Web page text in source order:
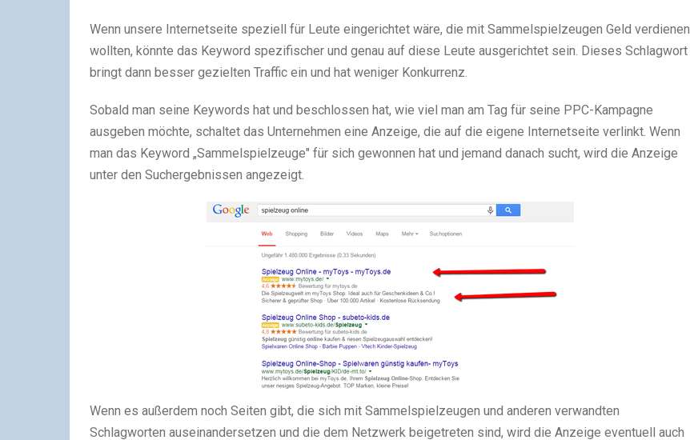
Wenn unsere Internetseite speziell für Leute eingerichtet wäre, die mit Sammelspielzeugen Geld verdienen
wollten, könnte das Keyword spezifischer und genau auf diese Leute ausgerichtet sein. Dieses Schlagwort
bringt dann besser gezielten Traffic ein und hat weniger Konkurrenz.
Sobald man seine Keywords hat und beschlossen hat, wie viel man am Tag für seine PPC-Kampagne
ausgeben möchte, schaltet das Unternehmen eine Anzeige, die auf die eigene Internetseite verlinkt. Wenn
man das Keyword „Sammelspielzeuge" für sich gewonnen hat und jemand danach sucht, wird die Anzeige
unter den Suchergebnissen angezeigt.
Wenn es außerdem noch Seiten gibt, die sich mit Sammelspielzeugen und anderen verwandten
Schlagworten auseinandersetzen und die dem Netzwerk beigetreten sind, wird die Anzeige eventuell auch